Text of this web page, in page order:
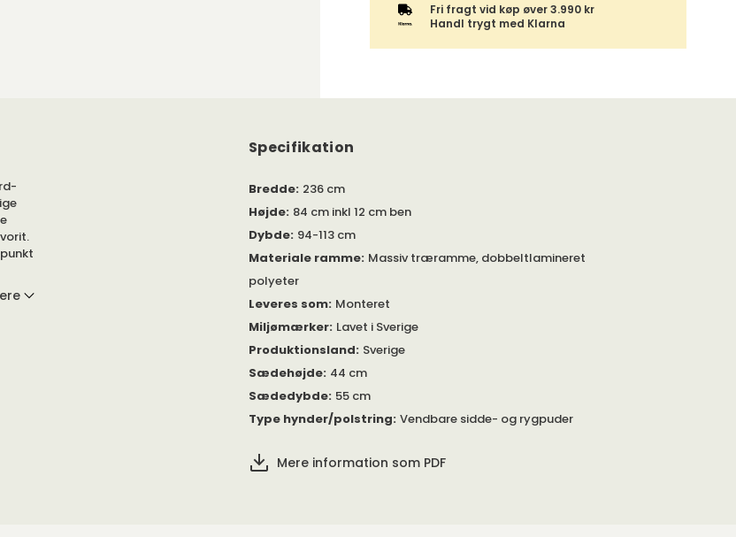
Fri fragt vid køp øver 3.990 kr
Handl trygt med Klarna
Specifikation
Bredde: 236 cm
Højde: 84 cm inkl 12 cm ben
Dybde: 94-113 cm
Materiale ramme: Massiv træramme, dobbeltlamineret
polyeter
Leveres som: Monteret
Miljømærker: Lavet i Sverige
Produktionsland: Sverige
Sædehøjde: 44 cm
Sædedybde: 55 cm
Type hynder/polstring: Vendbare sidde- og rygpuder
Mere information som PDF